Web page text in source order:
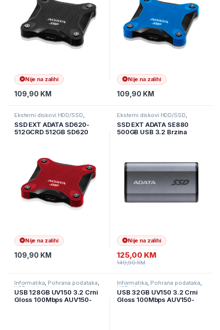
Nije na zalihi
109,90 KM
Nije na zalihi
109,90 KM
Eksterni diskovi HDD/SSD,
SSD EXT ADATA SD620-
512GCRD 512GB SD620
Nije na zalihi
109,90 KM
Eksterni diskovi HDD/SSD,
SSD EXT ADATA SE880
500GB USB 3.2 Brzina
Nije na zalihi
125,00 KM
149,90KM
Informatika, Pohrana podataka,
USB stickovi
USB 128GB UV150 3.2 Crni
Gloss 100Mbps AUV150-
Informatika, Pohrana podataka,
USB stickovi
USB 32GB UV150 3.2 Crni
Gloss 100Mbps AUV150-